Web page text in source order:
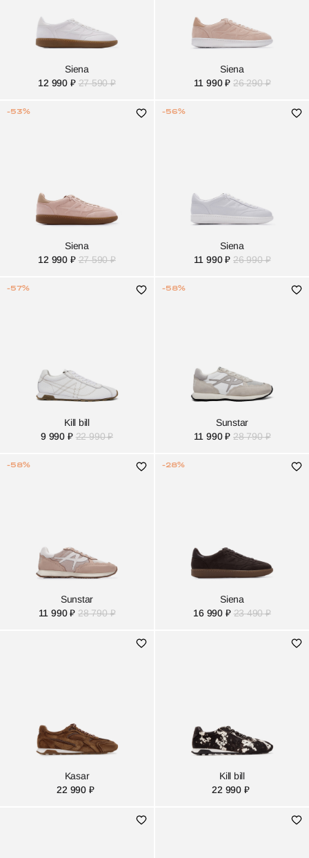
Siena
12 990 ₽ 27 590 ₽
Siena
11 990 ₽ 26 290 ₽
Siena
12 990 ₽ 27 590 ₽
-53%
Siena
11 990 ₽ 26 990 ₽
-56%
Kill bill
9 990 ₽ 22 990 ₽
-57%
Sunstar
11 990 ₽ 28 790 ₽
-58%
Sunstar
11 990 ₽ 28 790 ₽
-58%
Siena
16 990 ₽ 23 490 ₽
-28%
Kasar
22 990 ₽
Kill bill
22 990 ₽